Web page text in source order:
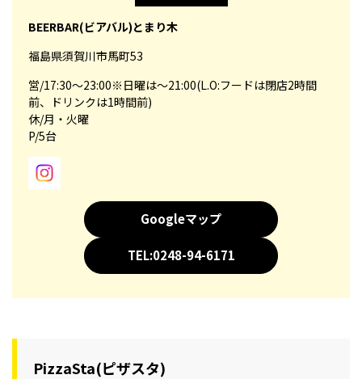
BEERBAR(ビアバル)とまり木
福島県須賀川市馬町53
営/17:30～23:00※日曜は～21:00(L.O:フードは閉店2時間
前、ドリンクは1時間前)
休/月・火曜
P/5台
Googleマップ
TEL:0248-94-6171
PizzaSta(ピザスタ)